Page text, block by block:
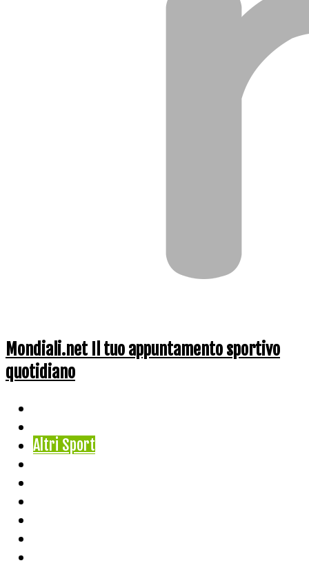
Mondiali.net Il tuo appuntamento sportivo
quotidiano
Altri Sport